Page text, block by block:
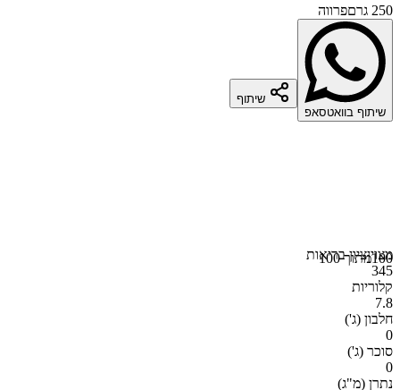
250 גרם פרווה
שיתוף בוואטסאפ
שיתוף
100מתוך 100מצויןציון בריאות
345
קלוריות
7.8
חלבון (ג')
0
סוכר (ג')
0
נתרן (מ"ג)